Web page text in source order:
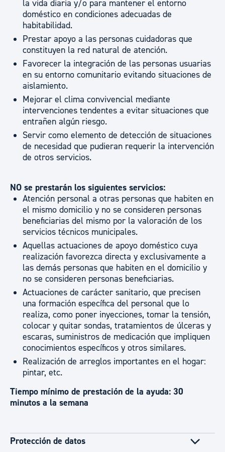
la vida diaria y/o para mantener el entorno
doméstico en condiciones adecuadas de
habitabilidad.
Prestar apoyo a las personas cuidadoras que
constituyen la red natural de atención.
Favorecer la integración de las personas usuarias
en su entorno comunitario evitando situaciones de
aislamiento.
Mejorar el clima convivencial mediante
intervenciones tendentes a evitar situaciones que
entrañen algún riesgo.
Servir como elemento de detección de situaciones
de necesidad que pudieran requerir la intervención
de otros servicios.
NO se prestarán los siguientes servicios:
Atención personal a otras personas que habiten en
el mismo domicilio y no se consideren personas
beneficiarias del mismo por la valoración de los
servicios técnicos municipales.
Aquellas actuaciones de apoyo doméstico cuya
realización favorezca directa y exclusivamente a
las demás personas que habiten en el domicilio y
no se consideren personas beneficiarias.
Actuaciones de carácter sanitario, que precisen
una formación específica del personal que lo
realiza, como poner inyecciones, tomar la tensión,
colocar y quitar sondas, tratamientos de úlceras y
escaras, suministros de medicación que impliquen
conocimientos específicos y otros similares.
Realización de arreglos importantes en el hogar:
pintar, etc.
Tiempo mínimo de prestación de la ayuda: 30
minutos a la semana
Protección de datos